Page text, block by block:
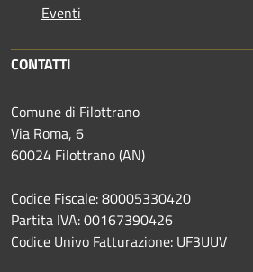
Eventi
CONTATTI
Comune di Filottrano
Via Roma, 6
60024 Filottrano (AN)
Codice Fiscale: 80005330420
Partita IVA: 00167390426
Codice Univo Fatturazione: UF3UUV